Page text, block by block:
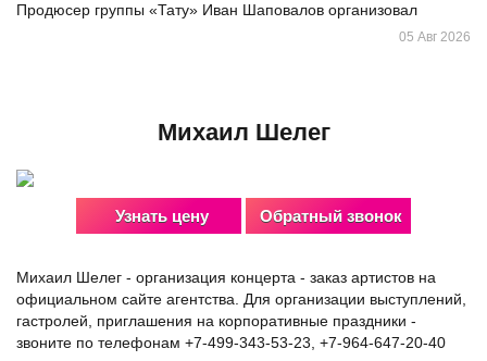
Продюсер группы «Тату» Иван Шаповалов организовал
05 Авг 2026
Михаил Шелег
Узнать цену Обратный звонок
Михаил Шелег - организация концерта - заказ артистов на
официальном сайте агентства. Для организации выступлений,
гастролей, приглашения на корпоративные праздники -
звоните по телефонам +7-499-343-53-23, +7-964-647-20-40